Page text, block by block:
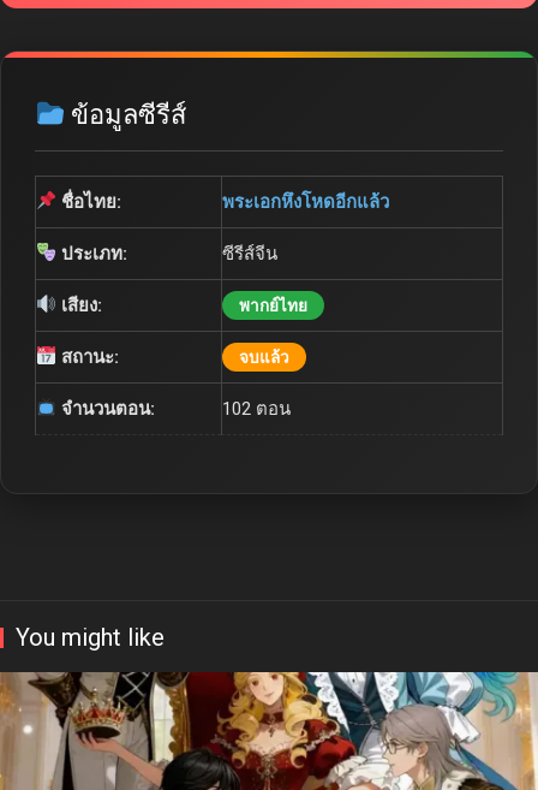
ข้อมูลซีรีส์
ชื่อไทย: พระเอกหึงโหดอีกแล้ว
ประเภท: ซีรีส์จีน
เสียง: พากย์ไทย
สถานะ: จบแล้ว
จำนวนตอน: 102 ตอน
You might like